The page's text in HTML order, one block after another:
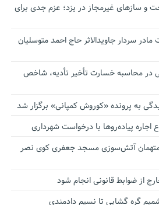
و سازهای غیرمجاز در یزد؛ عزم جدی برای
سردار جاویدالاثر حاج احمد متوسلیان
در محاسبه خسارت تأخیر تأدیه، شاخص
به پرونده «کوروش کمپانی» برگزار شد
پیاده‌روها با درخواست شهرداری
آتش‌سوزی مسجد جعفری کوی نصر
از ضوابط قانونی انجام شود
گره گشایی تا نسیم دادمندی